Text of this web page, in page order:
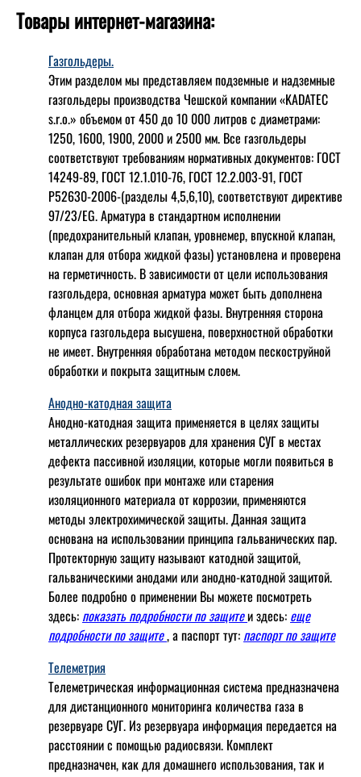
Товары интернет-магазина:
Газгольдеры.
Этим разделом мы представляем подземные и надземные
газгольдеры производства Чешской компании «KADATEC
s.r.o.» объемом от 450 до 10 000 литров с диаметрами:
1250, 1600, 1900, 2000 и 2500 мм. Все газгольдеры
соответствуют требованиям нормативных документов: ГОСТ
14249-89, ГОСТ 12.1.010-76, ГОСТ 12.2.003-91, ГОСТ
Р52630-2006-(разделы 4,5,6,10), соответствуют директиве
97/23/EG. Арматура в стандартном исполнении
(предохранительный клапан, уровнемер, впускной клапан,
клапан для отбора жидкой фазы) установлена и проверена
на герметичность. В зависимости от цели использования
газгольдера, основная арматура может быть дополнена
фланцем для отбора жидкой фазы. Внутренняя сторона
корпуса газгольдера высушена, поверхностной обработки
не имеет. Внутренняя обработана методом пескоструйной
обработки и покрыта защитным слоем.
Анодно-катодная защита
Анодно-катодная защита применяется в целях защиты
металлических резервуаров для хранения СУГ в местах
дефекта пассивной изоляции, которые могли появиться в
результате ошибок при монтаже или старения
изоляционного материала от коррозии, применяются
методы электрохимической защиты. Данная защита
основана на использовании принципа гальванических пар.
Протекторную защиту называют катодной защитой,
гальваническими анодами или анодно-катодной защитой.
Более подробно о применении Вы можете посмотреть
здесь: показать подробности по защитеи здесь: еще
подробности по защите, а паспорт тут: паспорт по защите
Телеметрия
Телеметрическая информационная система предназначена
для дистанционного мониторинга количества газа в
резервуаре СУГ. Из резервуара информация передается на
расстоянии с помощью радиосвязи. Комплект
предназначен, как для домашнего использования, так и